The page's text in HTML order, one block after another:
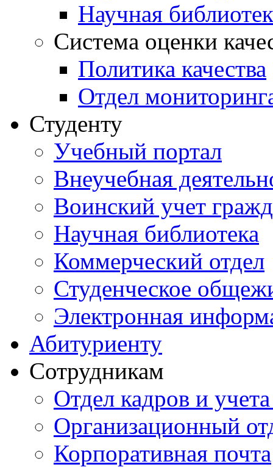
Научная
Система оценки
Политика качества
Отдел
Студенту
Учебный портал
Внеучебная
Воинский учет
Научная библиотека
Коммерческий отдел
Студенческое
Электронная
Абитуриенту
Сотрудникам
Отдел кадров и
Организационный
Корпоративная почта